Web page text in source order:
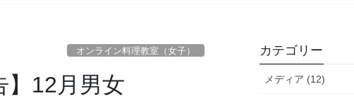
オンライン料理教室（女子）
】12月男女
カテゴリー
メディア (12)